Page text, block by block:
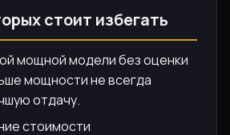
стоит избегать
мощной модели без оценки
мощности не всегда
отдачу.
стоимости